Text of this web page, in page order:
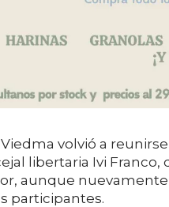
volvió a
libertaria Ivi
aunque
participantes.